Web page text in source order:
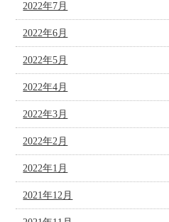
2022年7月
2022年6月
2022年5月
2022年4月
2022年3月
2022年2月
2022年1月
2021年12月